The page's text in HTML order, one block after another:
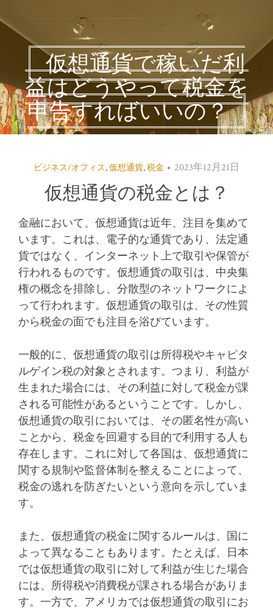
仮想通貨で稼いだ利
益はどうやって税金を
申告すればいいの？
ビジネス/オフィス,仮想通貨,税金 2023年12月21日
仮想通貨の税金とは？
金融において、仮想通貨は近年、注目を集めて
います。 これは、電子的な通貨であり、法定通
貨ではなく、インターネット上で取引や保管が
行われるものです。仮想通貨の取引は、中央集
権の概念を排除し、分散型のネットワークによ
って行われます。仮想通貨の取引は、その性質
から税金の面でも注目を浴びています。
一般的に、仮想通貨の取引は所得税やキャピタ
ルゲイン税の対象とされます。つまり、利益が
生まれた場合には、その利益に対して税金が課
される可能性があるということです。しかし、
仮想通貨の取引においては、その匿名性が高い
ことから、税金を回避する目的で利用する人も
存在します。これに対して各国は、仮想通貨に
関する規制や監督体制を整えることによって、
税金の逃れを防ぎたいという意向を示していま
す。
また、仮想通貨の税金に関するルールは、国に
よって異なることもあります。たとえば、日本
では仮想通貨の取引に対して利益が生じた場合
には、所得税や消費税が課される場合がありま
す。一方で、アメリカでは仮想通貨の取引にお